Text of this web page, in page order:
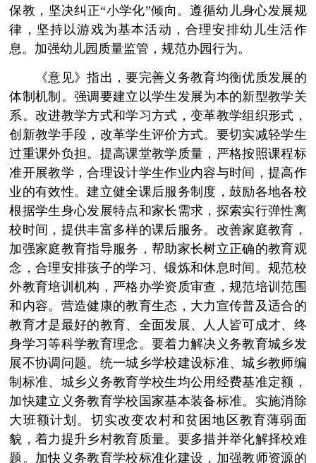
保教，坚决纠正“小学化”倾向。遵循幼儿身心发展规
律，坚持以游戏为基本活动，合理安排幼儿生活作
息。加强幼儿园质量监管，规范办园行为。
《意见》指出，要完善义务教育均衡优质发展的
体制机制。强调要建立以学生发展为本的新型教学关
系。改进教学方式和学习方式，变革教学组织形式，
创新教学手段，改革学生评价方式。要切实减轻学生
过重课外负担。提高课堂教学质量，严格按照课程标
准开展教学，合理设计学生作业内容与时间，提高作
业的有效性。建立健全课后服务制度，鼓励各地各校
根据学生身心发展特点和家长需求，探索实行弹性离
校时间，提供丰富多样的课后服务。改善家庭教育，
加强家庭教育指导服务，帮助家长树立正确的教育观
念，合理安排孩子的学习、锻炼和休息时间。规范校
外教育培训机构，严格办学资质审查，规范培训范围
和内容。营造健康的教育生态，大力宣传普及适合的
教育才是最好的教育、全面发展、人人皆可成才、终
身学习等科学教育理念。要着力解决义务教育城乡发
展不协调问题。统一城乡学校建设标准、城乡教师编
制标准、城乡义务教育学校生均公用经费基准定额，
加快建立义务教育学校国家基本装备标准。实施消除
大班额计划。切实改变农村和贫困地区教育薄弱面
貌，着力提升乡村教育质量。要多措并举化解择校难
题。加快义务教育学校标准化建设，加强教师资源的